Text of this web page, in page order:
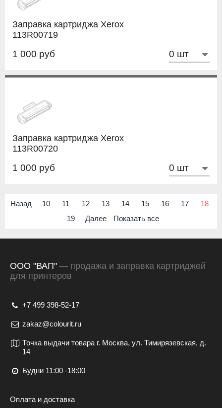
Заправка картриджа Xerox
113R00719
1 000 руб
Заправка картриджа Xerox
113R00720
1 000 руб
Назад 10 11 12 13 14 15 16 17
18
19
Далее Показать все
ООО "ВАП" — продажа и заправка картриджей
для принтеров
+7 499 398-52-17
zakaz@colourit.ru
Точка выдачи товара г. Москва, ул. Тимирязевская, д.
14
Будни 11:00 -18:00
Оплата и доставка